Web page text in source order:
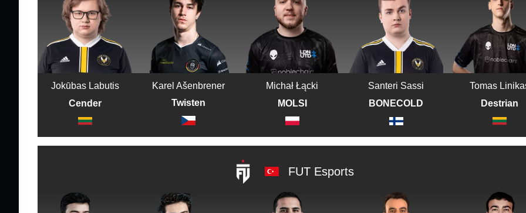
Jokūbas Labutis
Cender
Karel Ašenbrener
Twisten
Michał Łącki
MOLSI
Santeri Sassi
BONECOLD
Tomas
Destrian
FUT Esports